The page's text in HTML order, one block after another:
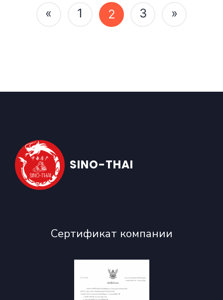
Навигация
по
« 1 2 3 »
SINO-THAI
Сертификат компании